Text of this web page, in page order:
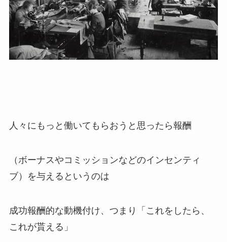
人々にもっと働いてもらおうと思ったら報酬
（ボーナスやコミッションなどのインセンティ
ブ）を与えるというのは
成功報酬的な動機付け、つまり「これをしたら、
これが貰える」